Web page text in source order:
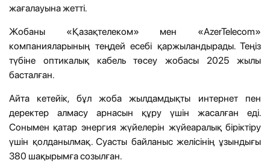
жағалауына жетті.
Жобаны «Қазақтелеком» мен «AzerTelecom»
компанияларының теңдей есебі қаржыландырады. Теңіз
түбіне оптикалық кабель төсеу жобасы 2025 жылы
басталған.
Айта кетейік, бұл жоба жылдамдықты интернет пен
деректер алмасу арнасын құру үшін жасалған еді.
Сонымен қатар энергия жүйелерін жүйеаралық біріктіру
үшін қолданылмақ. Суасты байланыс желісінің ұзындығы
380 шақырымға созылған.